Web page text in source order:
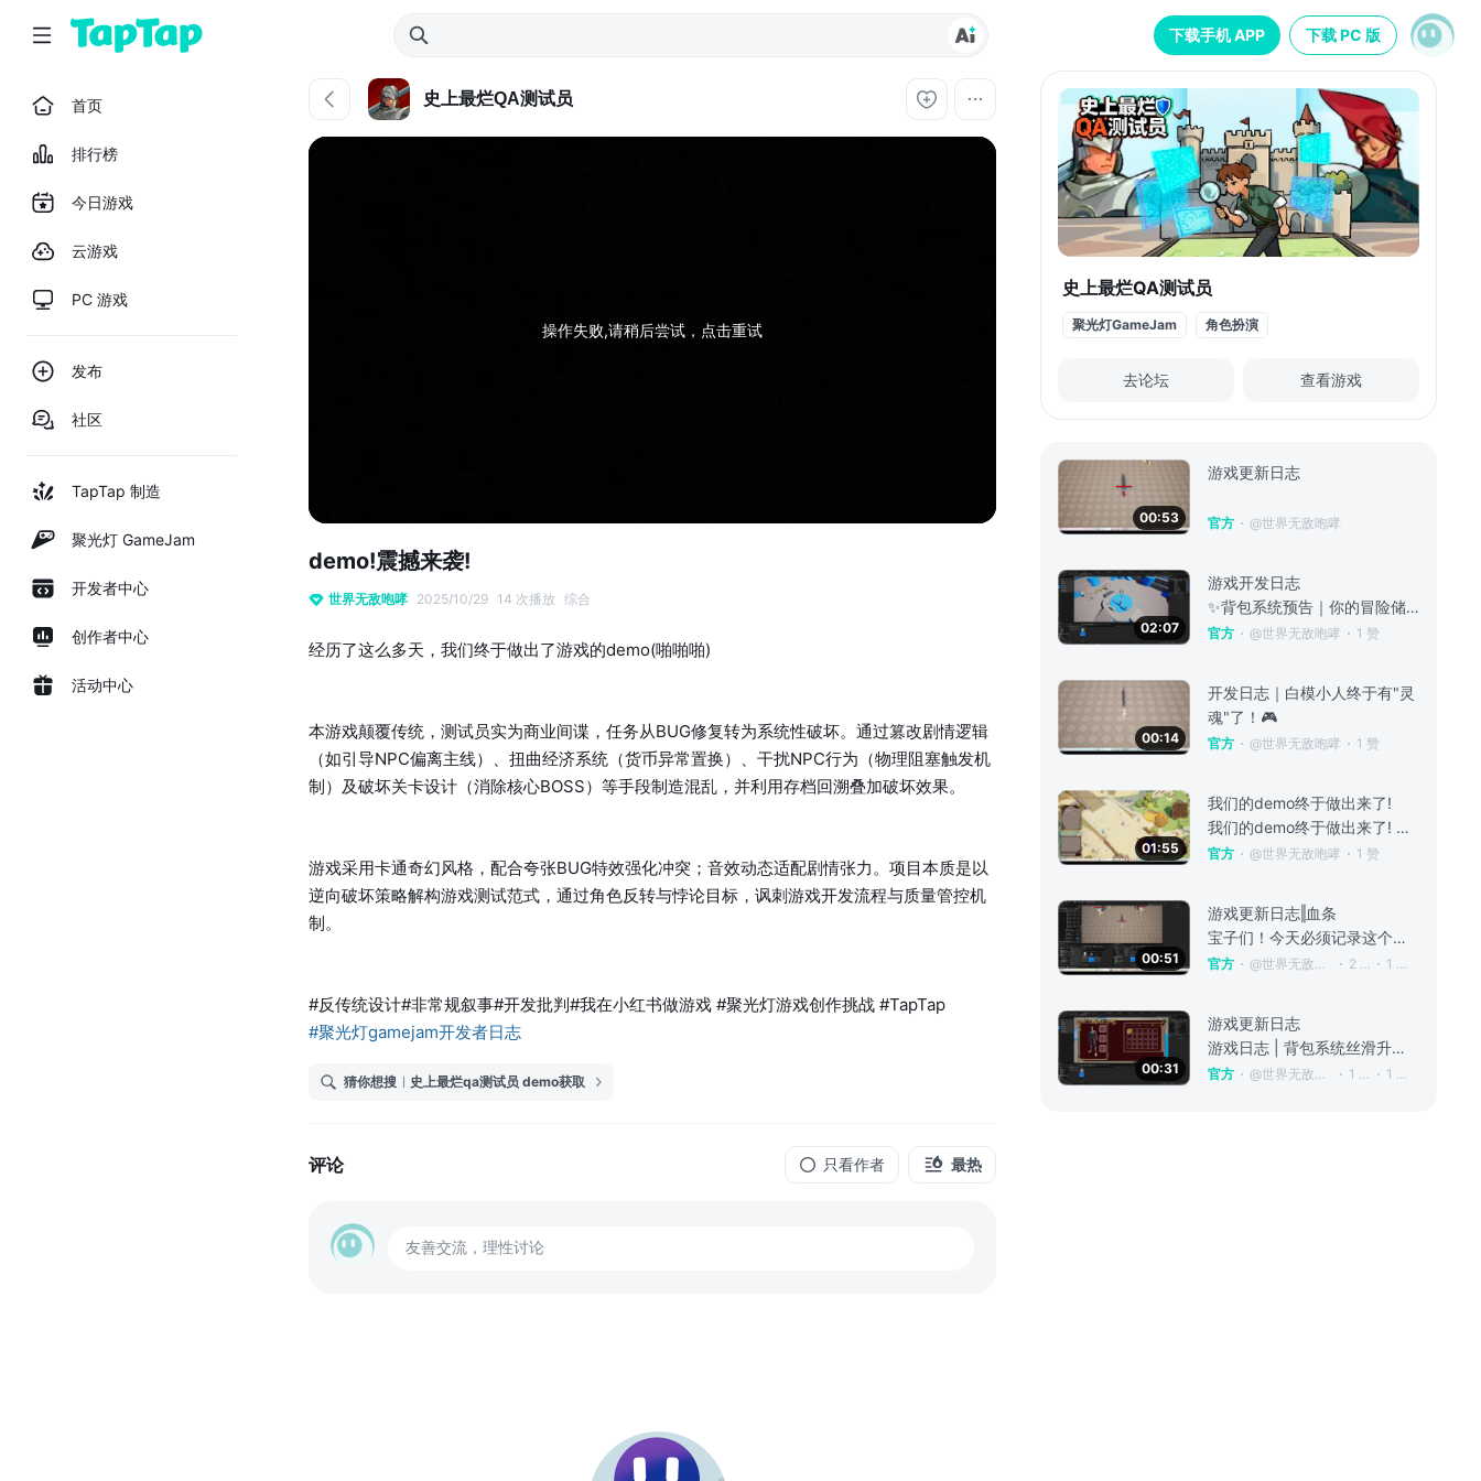
下载手机 APP 下载 PC 版
首页
排行榜
今日游戏
云游戏
PC 游戏
发布
社区
TapTap 制造
聚光灯 GameJam
开发者中心
创作者中心
活动中心
史上最烂QA测试员
操作失败,请稍后尝试，点击重试
demo!震撼来袭!
世界无敌咆哮 2025/10/29 14 次播放 综合
经历了这么多天，我们终于做出了游戏的demo(啪啪啪)
本游戏颠覆传统，测试员实为商业间谍，任务从BUG修复转为系统性破坏。通过篡改剧情逻辑
（如引导NPC偏离主线）、扭曲经济系统（货币异常置换）、干扰NPC行为（物理阻塞触发机
制）及破坏关卡设计（消除核心BOSS）等手段制造混乱，并利用存档回溯叠加破坏效果。
游戏采用卡通奇幻风格，配合夸张BUG特效强化冲突；音效动态适配剧情张力。项目本质是以
逆向破坏策略解构游戏测试范式，通过角色反转与悖论目标，讽刺游戏开发流程与质量管控机
制。
#反传统设计#非常规叙事#开发批判#我在小红书做游戏 #聚光灯游戏创作挑战 #TapTap
#聚光灯gamejam开发者日志
猜你想搜 史上最烂qa测试员 demo获取
评论 只看作者 最热
友善交流，理性讨论
史上最烂QA测试员
聚光灯GameJam 角色扮演
去论坛 查看游戏
00:53
游戏更新日志
官方 @世界无敌咆哮
02:07
游戏开发日志
✨背包系统预告｜你的冒险储物间正在升级中！ “救命！捡了一堆材料却找不到在哪用…🥲” “背包满了只能忍痛丢装备谁懂啊！！” ——收到冒险家们的高频吐槽啦！ 这次我们悄悄把背包系统“拆了重装”👷‍♀️ 现在打开背包，界面像打开魔法口袋一样丝滑✨ 你们还有什么背包黑科技脑洞？快来评论区许愿！ #聚光灯gamejam开发者日志
官方 @世界无敌咆哮 1 赞
00:14
开发日志｜白模小人终于有"灵
魂"了！🎮
官方 @世界无敌咆哮 1 赞
01:55
我们的demo终于做出来了!
我们的demo终于做出来了! 经历了这么久，我们的游戏终于完成demo版本啦!团队里的伙伴们都是学生，一边负责课业，一边负责游戏制作，大家都快秃头啦！ ✨ 这次demo不是“成品”，是我们掏心窝子拿出的“进度条”——还有很多bug要修，很多细节要磨，但看到你们在评论区喊“搞快点”，我们敲代码的手都更有劲了！ 评论区抽三个小伙伴给秃头的开发小伙伴米诺地尔 #聚光灯gamejam开发者日志
官方 @世界无敌咆哮 1 赞
00:51
游戏更新日志‖血条
宝子们！今天必须记录这个历史性时刻——**角色交互血条系统**，从零开始搭好啦！ ✨【首次实现：血条终于“活”了】 现在角色打架时，血条会跟着被打对象跑，掉血数字也能正常跳了～虽然只是基础版，但看到攻击和血条动起来的瞬间，真的成就感拉满！ ⚠️【踩坑记录：原来血条这么“傲娇”】 本来以为就是画个框框掉数字，结果实际做才发现——角色站近了血条会叠在一起，跑快了血条还会“跟不上”… 这次暂时解决了最基
官方 @世界无敌咆哮 2 赞 1 回复
00:31
游戏更新日志
游戏日志 | 背包系统丝滑升级！🎒 家人们！改了三天的背包程序，今天终于搞定——主角能正常穿戴道具、和背包互动了！ ✨今日亮点： 1. 穿戴逻辑优化：点装备替换，实时更新 2. 交互反馈升级：开关背包有动画 3. 性能优化：塞满道具也不卡，秒开秒关超流畅 🎯下一步： - 优化流程 - 背包机制 开发像搭积木，每块都要精雕细琢～宝子们有背包神仙设计？评论区甩链接！ #聚光灯gamejam开发者日志
官方 @世界无敌咆哮 1 赞 1 回复